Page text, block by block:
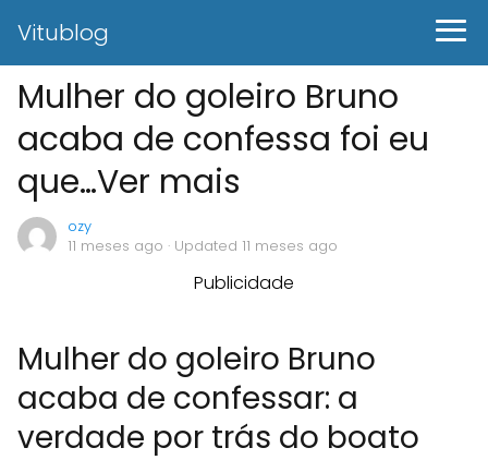
Vitublog
Mulher do goleiro Bruno
acaba de confessa foi eu
que…Ver mais
ozy
11 meses ago · Updated 11 meses ago
Publicidade
Mulher do goleiro Bruno
acaba de confessar: a
verdade por trás do boato